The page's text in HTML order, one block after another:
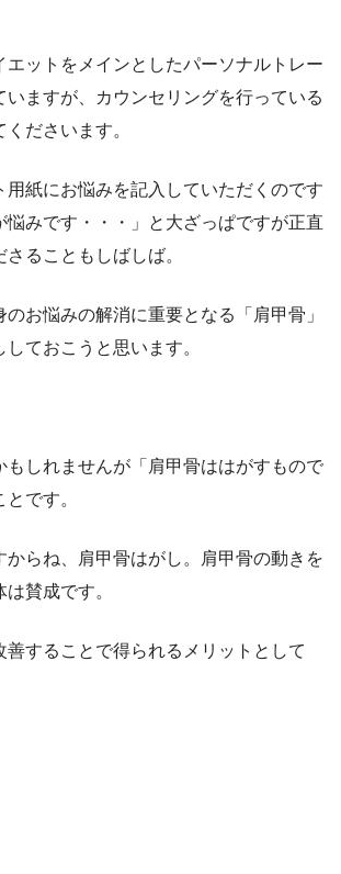
エットをメインとしたパーソナルトレー
いますが、カウンセリングを行っている
ださいます。
用紙にお悩みを記入していただくのです
悩みです・・・」と大ざっぱですが正直
ることもしばしば。
のお悩みの解消に重要となる「肩甲骨」
ておこうと思います。
もしれませんが「肩甲骨ははがすもので
です。
からね、肩甲骨はがし。肩甲骨の動きを
賛成です。
善することで得られるメリットとして